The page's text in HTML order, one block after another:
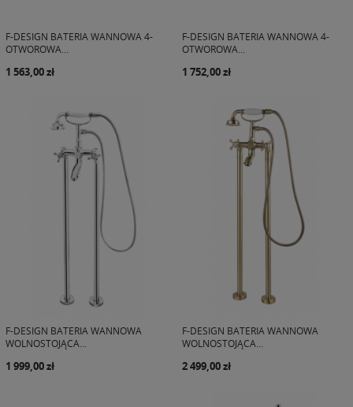
F-DESIGN BATERIA WANNOWA 4-
OTWOROWA...
1 563,00 zł
F-DESIGN BATERIA WANNOWA 4-
OTWOROWA...
1 752,00 zł
F-DESIGN BATERIA WANNOWA
WOLNOSTOJĄCA...
1 999,00 zł
F-DESIGN BATERIA WANNOWA
WOLNOSTOJĄCA...
2 499,00 zł